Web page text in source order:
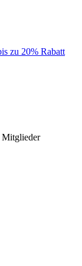
zu 20% Rabatt
Mitglieder